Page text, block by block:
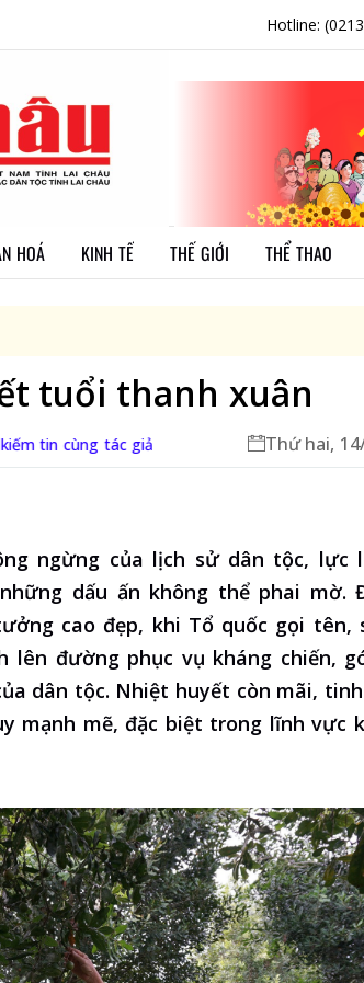
Hotline:
HOÁ KINH TẾ THẾ GIỚI THỂ THAO
tuổi thanh xuân
tin cùng tác giả Thứ hai,
ngừng của lịch sử dân tộc, lực
dấu ấn không thể phai mờ.
cao đẹp, khi Tổ quốc gọi tên,
đường phục vụ kháng chiến,
dân tộc. Nhiệt huyết còn mãi,
mạnh mẽ, đặc biệt trong lĩnh vực